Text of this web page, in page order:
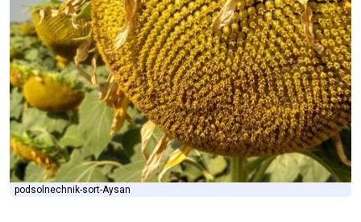
podsolnechnik-sort-Aysan